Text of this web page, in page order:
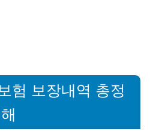
험 보장내역 총정